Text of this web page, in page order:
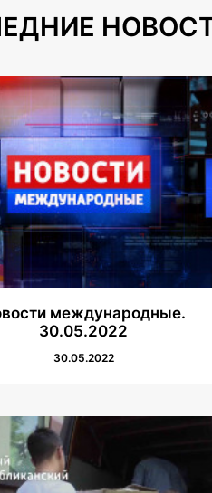
международные.
30.05.2022
30.05.2022